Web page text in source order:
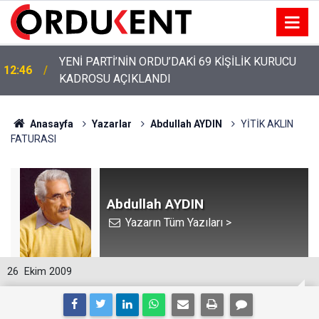
12:46
YENİ PARTİ’NİN ORDU’DAKİ 69 KİŞİLİK KURUCU
KADROSU AÇIKLANDI
Anasayfa Yazarlar Abdullah AYDIN
YİTİK AKLIN
FATURASI
Abdullah AYDIN
Yazarın Tüm Yazıları >
26 Ekim 2009